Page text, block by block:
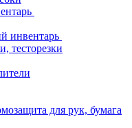
инвентарь
тесторезки
для рук, бумага